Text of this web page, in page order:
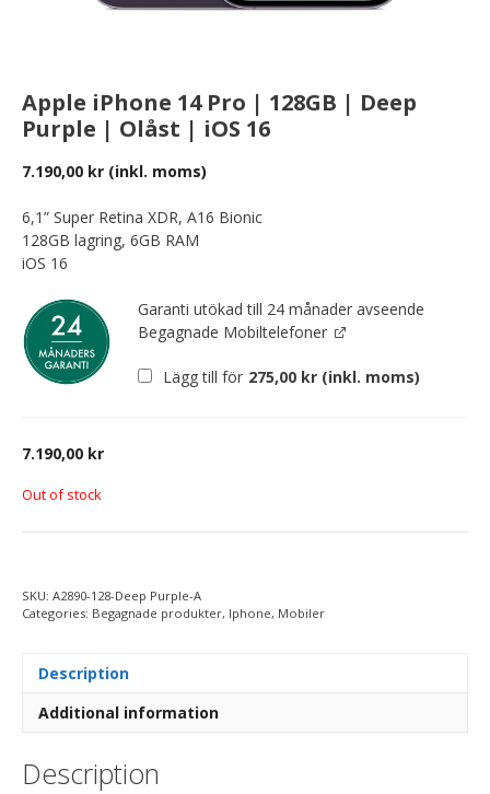
Apple iPhone 14 Pro | 128GB | Deep
Purple | Olåst | iOS 16
7.190,00 kr (inkl. moms)
6,1” Super Retina XDR, A16 Bionic
128GB lagring, 6GB RAM
iOS 16
Garanti utökad till 24 månader avseende
Begagnade Mobiltelefoner
Lägg till för 275,00 kr (inkl. moms)
7.190,00 kr
Out of stock
SKU: A2890-128-Deep Purple-A
Categories: Begagnade produkter, Iphone, Mobiler
Description
Additional information
Description